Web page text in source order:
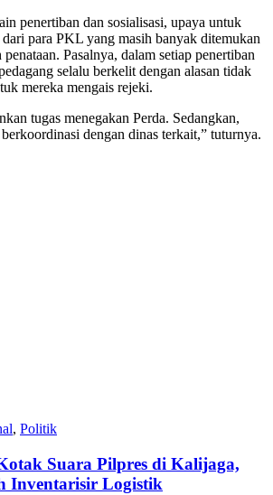
penertiban dan sosialisasi, upaya untuk
para PKL yang masih banyak ditemukan
Pasalnya, dalam setiap penertiban
selalu berkelit dengan alasan tidak
mereka mengais rejeki.
tugas menegakan Perda. Sedangkan,
dengan dinas terkait,” tuturnya.
, Politik
Suara Pilpres di Kalijaga,
Inventarisir Logistik